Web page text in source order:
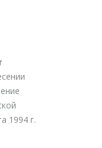
1994 г.